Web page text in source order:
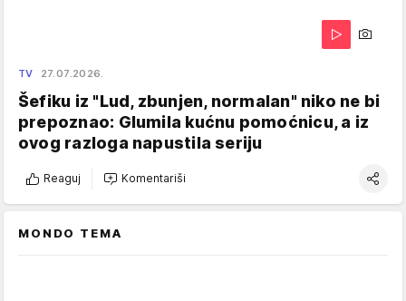
TV 27.07.2026.
Šefiku iz "Lud, zbunjen, normalan" niko ne bi
prepoznao: Glumila kućnu pomoćnicu, a iz
ovog razloga napustila seriju
Reaguj Komentariši
MONDO TEMA